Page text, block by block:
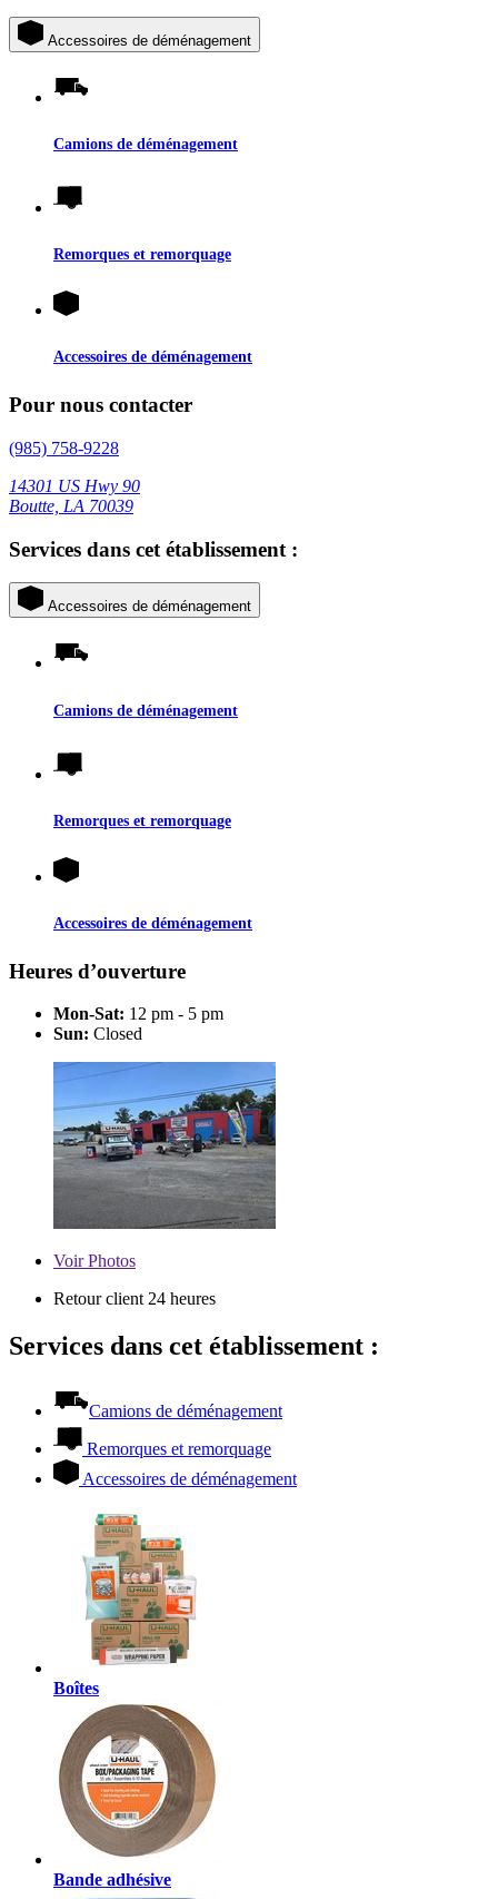
Accessoires de déménagement
Camions de déménagement
Remorques et remorquage
Accessoires de déménagement
Pour nous contacter
(985) 758-9228
14301 US Hwy 90
Boutte, LA 70039
Services dans cet établissement :
Accessoires de déménagement
Camions de déménagement
Remorques et remorquage
Accessoires de déménagement
Heures d’ouverture
Mon-Sat: 12 pm - 5 pm
Sun: Closed
VoirPhotos
Retour client 24 heures
Services dans cet établissement :
Camions de déménagement
Remorques et remorquage
Accessoires de déménagement
Boîtes
Bande adhésive